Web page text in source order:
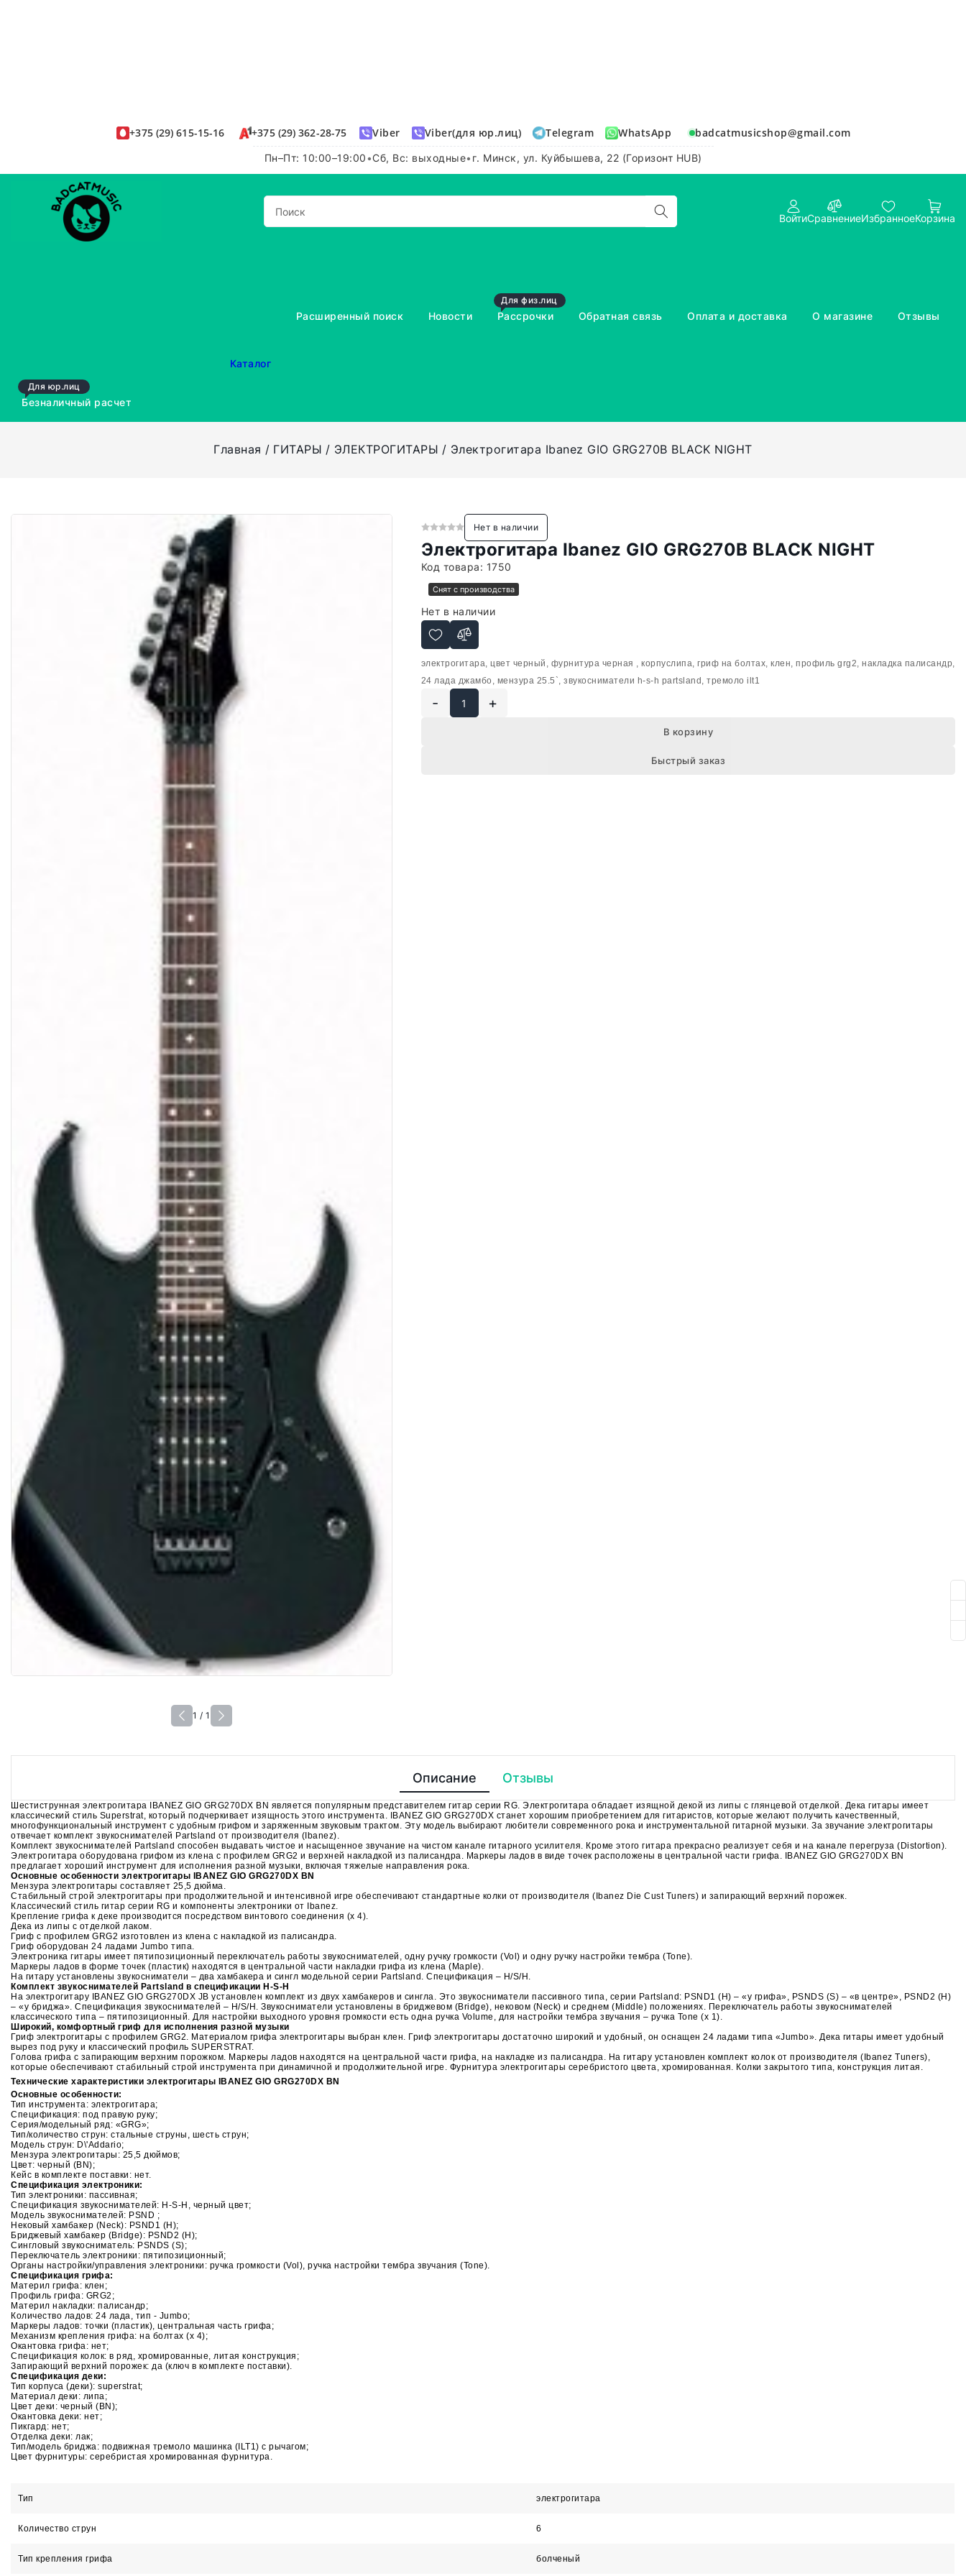
+375 (29) 615-15-16 +375 (29) 362-28-75 Viber Viber(для юр.лиц) Telegram WhatsApp badcatmusicshop@gmail.com
Пн–Пт: 10:00–19:00•Сб, Вс: выходные• г. Минск, ул. Куйбышева, 22 (Горизонт HUB)
ВойтиСравнениеИзбранноеКорзина
Каталог
Расширенный поиск Новости
Для физ.лиц
Рассрочки Обратная связь Оплата и доставка О магазине Отзывы
Для юр.лиц
Безналичный расчет
Главная ГИТАРЫ ЭЛЕКТРОГИТАРЫ Электрогитара Ibanez GIO GRG270B BLACK NIGHT
1 / 1
Нет в наличии
Электрогитара Ibanez GIO GRG270B BLACK NIGHT
Код товара: 1750
Снят с производства
Нет в наличии
электрогитара, цвет черный, фурнитура черная , корпуслипа, гриф на болтах, клен, профиль grg2, накладка палисандр,
24 лада джамбо, мензура 25.5`, звукосниматели h-s-h partsland, тремоло ilt1
- +
В корзину
Быстрый заказ
Описание Отзывы
Шестиструнная электрогитара IBANEZ GIO GRG270DX BN является популярным представителем гитар серии RG. Электрогитара обладает изящной декой из липы с глянцевой отделкой. Дека гитары имеет
классический стиль Superstrat, который подчеркивает изящность этого инструмента. IBANEZ GIO GRG270DX станет хорошим приобретением для гитаристов, которые желают получить качественный,
многофункциональный инструмент с удобным грифом и заряженным звуковым трактом. Эту модель выбирают любители современного рока и инструментальной гитарной музыки. За звучание электрогитары
отвечает комплект звукоснимателей Partsland от производителя (Ibanez).
Комплект звукоснимателей Partsland способен выдавать чистое и насыщенное звучание на чистом канале гитарного усилителя. Кроме этого гитара прекрасно реализует себя и на канале перегруза (Distortion).
Электрогитара оборудована грифом из клена с профилем GRG2 и верхней накладкой из палисандра. Маркеры ладов в виде точек расположены в центральной части грифа. IBANEZ GIO GRG270DX BN
предлагает хороший инструмент для исполнения разной музыки, включая тяжелые направления рока.
Основные особенности электрогитары IBANEZ GIO GRG270DX BN
Мензура электрогитары составляет 25,5 дюйма.
Стабильный строй электрогитары при продолжительной и интенсивной игре обеспечивают стандартные колки от производителя (Ibanez Die Cust Tuners) и запирающий верхний порожек.
Классический стиль гитар серии RG и компоненты электроники от Ibanez.
Крепление грифа к деке производится посредством винтового соединения (х 4).
Дека из липы с отделкой лаком.
Гриф с профилем GRG2 изготовлен из клена с накладкой из палисандра.
Гриф оборудован 24 ладами Jumbo типа.
Электроника гитары имеет пятипозиционный переключатель работы звукоснимателей, одну ручку громкости (Vol) и одну ручку настройки тембра (Tone).
Маркеры ладов в форме точек (пластик) находятся в центральной части накладки грифа из клена (Мaple).
На гитару установлены звукосниматели – два хамбакера и сингл модельной серии Partsland. Спецификация – H/S/H.
Комплект звукоснимателей Partsland в спецификации H-S-H
На электрогитару IBANEZ GIO GRG270DX JB установлен комплект из двух хамбакеров и сингла. Это звукосниматели пассивного типа, серии Partsland: PSND1 (H) – «у грифа», PSNDS (S) – «в центре», PSND2 (H)
– «у бриджа». Спецификация звукоснимателей – H/S/H. Звукосниматели установлены в бриджевом (Вridge), нековом (Neck) и среднем (Middle) положениях. Переключатель работы звукоснимателей
классического типа – пятипозиционный. Для настройки выходного уровня громкости есть одна ручка Volume, для настройки тембра звучания – ручка Tone (х 1).
Широкий, комфортный гриф для исполнения разной музыки
Гриф электрогитары с профилем GRG2. Материалом грифа электрогитары выбран клен. Гриф электрогитары достаточно широкий и удобный, он оснащен 24 ладами типа «Jumbo». Дека гитары имеет удобный
вырез под руку и классический профиль SUPERSTRAT.
Голова грифа с запирающим верхним порожком. Маркеры ладов находятся на центральной части грифа, на накладке из палисандра. На гитару установлен комплект колок от производителя (Ibanez Tuners),
которые обеспечивают стабильный строй инструмента при динамичной и продолжительной игре. Фурнитура электрогитары серебристого цвета, хромированная. Колки закрытого типа, конструкция литая.
Технические характеристики электрогитары IBANEZ GIO GRG270DX BN
Основные особенности:
Тип инструмента: электрогитара;
Спецификация: под правую руку;
Серия/модельный ряд: «GRG»;
Тип/количество струн: стальные струны, шесть струн;
Модель струн: D\'Addario;
Мензура электрогитары: 25,5 дюймов;
Цвет: черный (BN);
Кейс в комплекте поставки: нет.
Спецификация электроники:
Тип электроники: пассивная;
Спецификация звукоснимателей: H-S-Н, черный цвет;
Модель звукоснимателей: PSND ;
Нековый хамбакер (Neck): PSND1 (H);
Бриджевый хамбакер (Bridge): PSND2 (H);
Сингловый звукосниматель: PSNDS (S);
Переключатель электроники: пятипозиционный;
Органы настройки/управления электроники: ручка громкости (Vol), ручка настройки тембра звучания (Tone).
Спецификация грифа:
Материл грифа: клен;
Профиль грифа: GRG2;
Материл накладки: палисандр;
Количество ладов: 24 лада, тип - Jumbo;
Маркеры ладов: точки (пластик), центральная часть грифа;
Механизм крепления грифа: на болтах (х 4);
Окантовка грифа: нет;
Спецификация колок: в ряд, хромированные, литая конструкция;
Запирающий верхний порожек: да (ключ в комплекте поставки).
Спецификация деки:
Тип корпуса (деки): superstrat;
Материал деки: липа;
Цвет деки: черный (BN);
Окантовка деки: нет;
Пикгард: нет;
Отделка деки: лак;
Тип/модель бриджа: подвижная тремоло машинка (ILT1) с рычагом;
Цвет фурнитуры: серебристая хромированная фурнитура.
Тип электрогитара
Количество струн 6
Тип крепления грифа болченый